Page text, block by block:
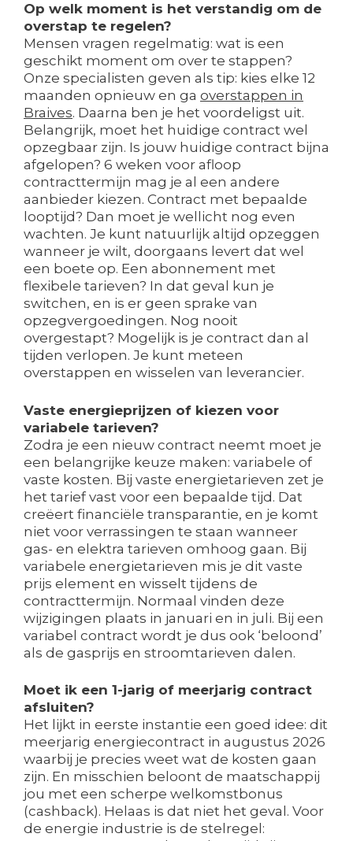
Op welk moment is het verstandig om de
overstap te regelen?
Mensen vragen regelmatig: wat is een
geschikt moment om over te stappen?
Onze specialisten geven als tip: kies elke 12
maanden opnieuw en ga overstappen in
Braives. Daarna ben je het voordeligst uit.
Belangrijk, moet het huidige contract wel
opzegbaar zijn. Is jouw huidige contract bijna
afgelopen? 6 weken voor afloop
contracttermijn mag je al een andere
aanbieder kiezen. Contract met bepaalde
looptijd? Dan moet je wellicht nog even
wachten. Je kunt natuurlijk altijd opzeggen
wanneer je wilt, doorgaans levert dat wel
een boete op. Een abonnement met
flexibele tarieven? In dat geval kun je
switchen, en is er geen sprake van
opzegvergoedingen. Nog nooit
overgestapt? Mogelijk is je contract dan al
tijden verlopen. Je kunt meteen
overstappen en wisselen van leverancier.
Vaste energieprijzen of kiezen voor
variabele tarieven?
Zodra je een nieuw contract neemt moet je
een belangrijke keuze maken: variabele of
vaste kosten. Bij vaste energietarieven zet je
het tarief vast voor een bepaalde tijd. Dat
creëert financiële transparantie, en je komt
niet voor verrassingen te staan wanneer
gas- en elektra tarieven omhoog gaan. Bij
variabele energietarieven mis je dit vaste
prijs element en wisselt tijdens de
contracttermijn. Normaal vinden deze
wijzigingen plaats in januari en in juli. Bij een
variabel contract wordt je dus ook ‘beloond’
als de gasprijs en stroomtarieven dalen.
Moet ik een 1-jarig of meerjarig contract
afsluiten?
Het lijkt in eerste instantie een goed idee: dit
meerjarig energiecontract in augustus 2026
waarbij je precies weet wat de kosten gaan
zijn. En misschien beloont de maatschappij
jou met een scherpe welkomstbonus
(cashback). Helaas is dat niet het geval. Voor
de energie industrie is de stelregel: